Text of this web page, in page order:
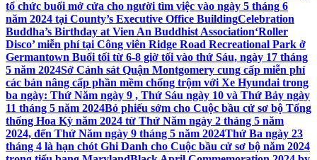
tổ chức buổi mở cửa cho người tìm việc vào ngày 5 tháng 6
năm 2024 tại County’s Executive Office BuildingCelebration
Buddha’s Birthday at Vien An Buddhist Association‘Roller
Disco’ miễn phí tại Công viên Ridge Road Recreational Park ở
Germantown Buổi tối từ 6-8 giờ tối vào thứ Sáu, ngày 17 tháng
5 năm 2024Sở Cảnh sát Quận Montgomery cung cấp miễn phí
các bản nâng cấp phần mềm chống trộm với Xe Hyundai trong
ba ngày: Thứ Năm ngày 9 , Thứ Sáu ngày 10 và Thứ Bảy ngày
11 tháng 5 năm 2024Bỏ phiếu sớm cho Cuộc bầu cử sơ bộ Tổng
thống Hoa Kỳ năm 2024 từ Thứ Năm ngày 2 tháng 5 năm
2024, đến Thứ Năm ngày 9 tháng 5 năm 2024Thứ Ba ngày 23
tháng 4 là hạn chót Ghi Danh cho Cuộc bầu cử sơ bộ năm 2024